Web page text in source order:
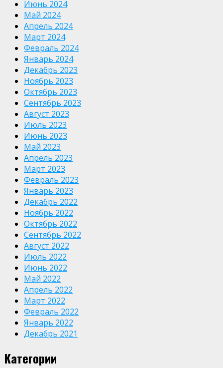
Июнь 2024
Май 2024
Апрель 2024
Март 2024
Февраль 2024
Январь 2024
Декабрь 2023
Ноябрь 2023
Октябрь 2023
Сентябрь 2023
Август 2023
Июль 2023
Июнь 2023
Май 2023
Апрель 2023
Март 2023
Февраль 2023
Январь 2023
Декабрь 2022
Ноябрь 2022
Октябрь 2022
Сентябрь 2022
Август 2022
Июль 2022
Июнь 2022
Май 2022
Апрель 2022
Март 2022
Февраль 2022
Январь 2022
Декабрь 2021
Категории